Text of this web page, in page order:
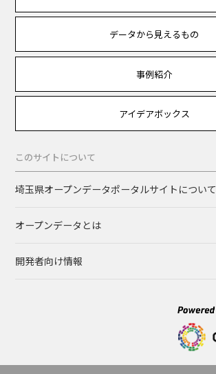
データから見えるもの
事例紹介
アイデアボックス
このサイトについて
埼玉県オープンデータポータルサイトについて
オープンデータとは
開発者向け情報